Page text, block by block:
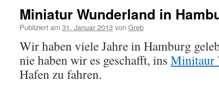
Miniatur Wunderland in
Publiziert am 31. Januar 2013 von Greb
Wir haben viele Jahre in Hamburg
nie haben wir es geschafft, ins Minitaur
Hafen zu fahren.